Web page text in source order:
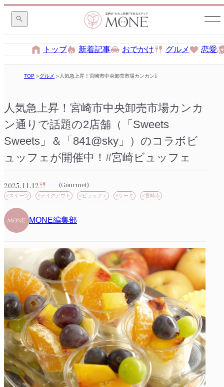
トップ 新着記事 おでかけ グルメ 恋愛
TOP グルメ 人気急上昇！宮崎市中央卸売市場カンカン通りで話題の2店舗（「
人気急上昇！宮崎市中央卸売市場カンカ
ン通りで話題の2店舗（「Sweets
Sweets」＆「841@sky」）のコラボビ
ュッフェが開催中！#宮崎ビュッフェ
2025.11.12 (Gourmet)
#スイーツ #テイクアウト #ビュッフェ #ケーキ #宮崎市
MONE編集部